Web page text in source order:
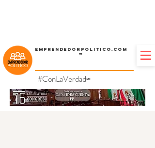
Emprendedorpolitico.com
™
#ConLaVerdad℠